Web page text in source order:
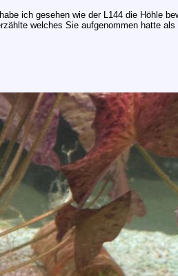
ich gesehen wie der L144 die Höhle
welches Sie aufgenommen hatte